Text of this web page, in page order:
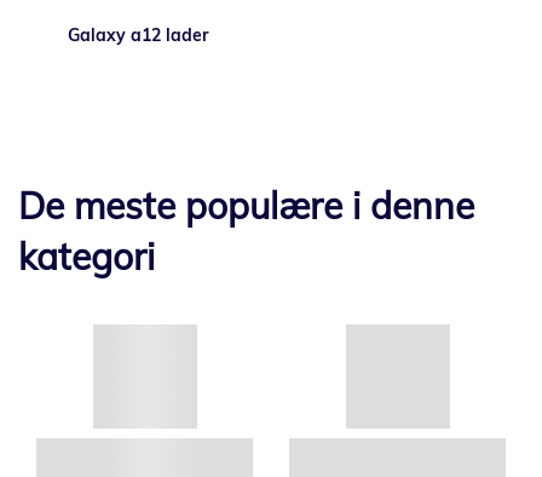
Galaxy a12 lader
De meste populære i denne
kategori